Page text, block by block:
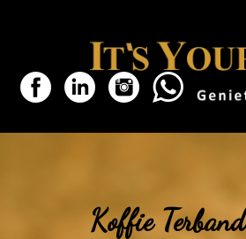
Koffie Terband